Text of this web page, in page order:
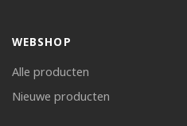
WEBSHOP
Alle producten
Nieuwe producten